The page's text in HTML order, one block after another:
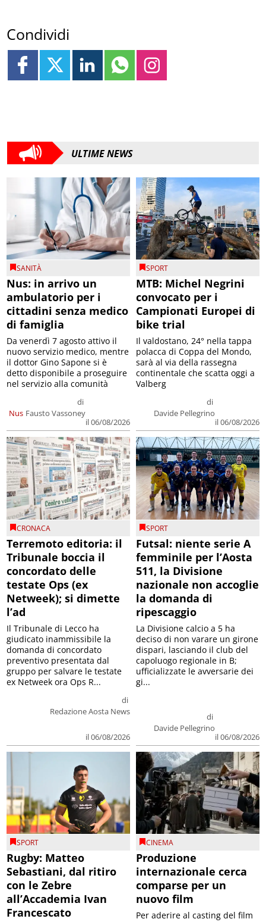
Condividi
ULTIME NEWS
SANITÀ
Nus: in arrivo un
ambulatorio per i
cittadini senza medico
di famiglia
Nus
di
Fausto Vassoney
il 06/08/2026
Da venerdì 7 agosto attivo il
nuovo servizio medico, mentre
il dottor Gino Sapone si è
detto disponibile a proseguire
nel servizio alla comunità
SPORT
MTB: Michel Negrini
convocato per i
Campionati Europei di
bike trial
di
Davide Pellegrino
il 06/08/2026
Il valdostano, 24° nella tappa
polacca di Coppa del Mondo,
sarà al via della rassegna
continentale che scatta oggi a
Valberg
CRONACA
Terremoto editoria: il
Tribunale boccia il
concordato delle
testate Ops (ex
Netweek); si dimette
l’ad
di
Redazione Aosta News
il 06/08/2026
Il Tribunale di Lecco ha
giudicato inammissibile la
domanda di concordato
preventivo presentata dal
gruppo per salvare le testate
ex Netweek ora Ops R...
SPORT
Futsal: niente serie A
femminile per l’Aosta
511, la Divisione
nazionale non accoglie
la domanda di
ripescaggio
di
Davide Pellegrino
il 06/08/2026
La Divisione calcio a 5 ha
deciso di non varare un girone
dispari, lasciando il club del
capoluogo regionale in B;
ufficializzate le avversarie dei
gi...
SPORT
Rugby: Matteo
Sebastiani, dal ritiro
con le Zebre
all’Accademia Ivan
Francescato
CINEMA
Produzione
internazionale cerca
comparse per un
nuovo film
Per aderire al casting del film